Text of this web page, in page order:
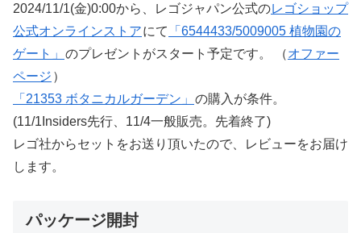
2024/11/1(金)0:00から、レゴジャパン公式のレゴショップ
公式オンラインストアにて
「6544433/5009005 植物園の
ゲート」 のプレゼントがスタート予定です。 （オファー
ページ ）
「21353 ボタニカルガーデン」 の購入が条件。
(11/1Insiders先行、11/4一般販売。先着終了)
レゴ社からセットをお送り頂いたので、レビューをお届け
します。
パッケージ開封